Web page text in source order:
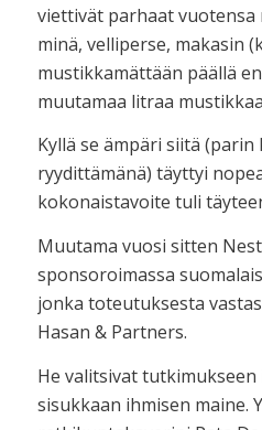
viettivät parhaat vuotensa
minä, velliperse, makasin
mustikkamättään päällä
muutamaa litraa
Kyllä se ämpäri siitä (parin
ryydittämänä) täyttyi
kokonaistavoite tuli
Muutama vuosi sitten
sponsoroimassa
jonka toteutuksesta
Hasan & Partners.
He valitsivat tutkimukseen
sisukkaan ihmisen maine.